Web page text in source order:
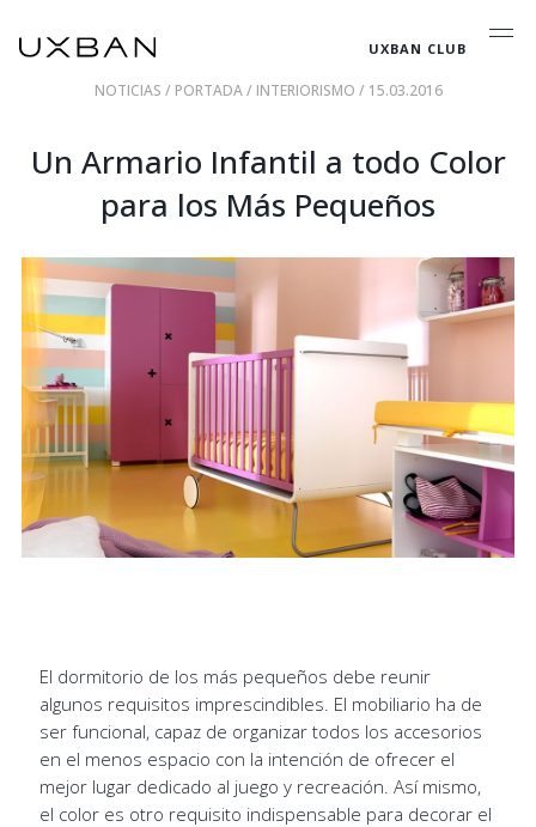
UXBAN CLUB
NOTICIAS / PORTADA/ INTERIORISMO / 15.03.2016
Un Armario Infantil a todo Color
para los Más Pequeños
El dormitorio de los más pequeños debe reunir
algunos requisitos imprescindibles. El mobiliario ha de
ser funcional, capaz de organizar todos los accesorios
en el menos espacio con la intención de ofrecer el
mejor lugar dedicado al juego y recreación. Así mismo,
el color es otro requisito indispensable para decorar el